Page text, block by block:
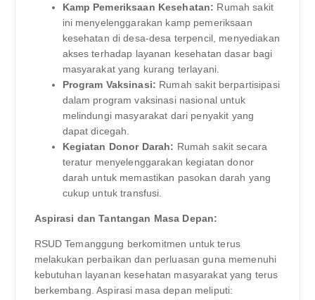
Kamp Pemeriksaan Kesehatan: Rumah sakit
ini menyelenggarakan kamp pemeriksaan
kesehatan di desa-desa terpencil, menyediakan
akses terhadap layanan kesehatan dasar bagi
masyarakat yang kurang terlayani.
Program Vaksinasi: Rumah sakit berpartisipasi
dalam program vaksinasi nasional untuk
melindungi masyarakat dari penyakit yang
dapat dicegah.
Kegiatan Donor Darah: Rumah sakit secara
teratur menyelenggarakan kegiatan donor
darah untuk memastikan pasokan darah yang
cukup untuk transfusi.
Aspirasi dan Tantangan Masa Depan:
RSUD Temanggung berkomitmen untuk terus
melakukan perbaikan dan perluasan guna memenuhi
kebutuhan layanan kesehatan masyarakat yang terus
berkembang. Aspirasi masa depan meliputi: